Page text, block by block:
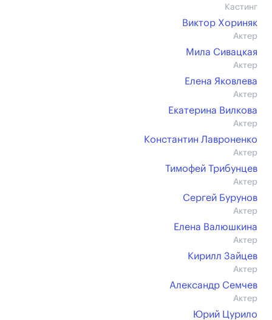
Кастинг
Виктор Хориняк
Актер
Мила Сивацкая
Актер
Елена Яковлева
Актер
Екатерина Вилкова
Актер
Константин Лавроненко
Актер
Тимофей Трибунцев
Актер
Сергей Бурунов
Актер
Елена Валюшкина
Актер
Кирилл Зайцев
Актер
Александр Семчев
Актер
Юрий Цурило